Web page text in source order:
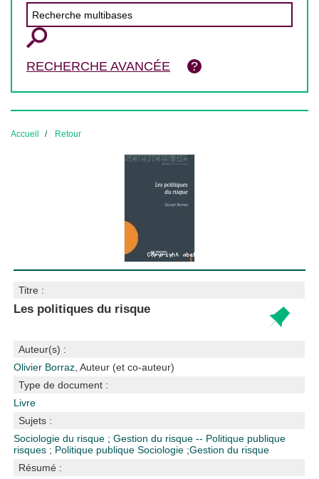
RECHERCHE AVANCÉE
Accueil Retour
Titre :
Les politiques du risque
Auteur(s) :
Olivier Borraz , Auteur (et co-auteur)
Type de document :
Livre
Sujets :
Sociologie du risque ;Gestion du risque -- Politique publique
risques ; Politique publiqueSociologie ;Gestion du risque
Résumé :